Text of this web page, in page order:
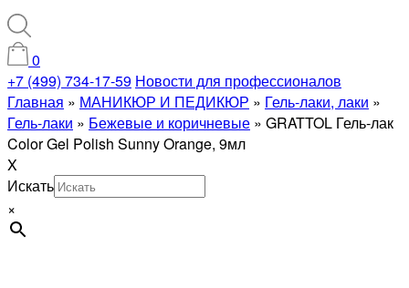
0
+7 (499) 734-17-59 Новости для профессионалов
Главная » МАНИКЮР И ПЕДИКЮР » Гель-лаки, лаки »
Гель-лаки » Бежевые и коричневые » GRATTOL Гель-лак
Color Gel Polish Sunny Orange, 9мл
X
Искать
×